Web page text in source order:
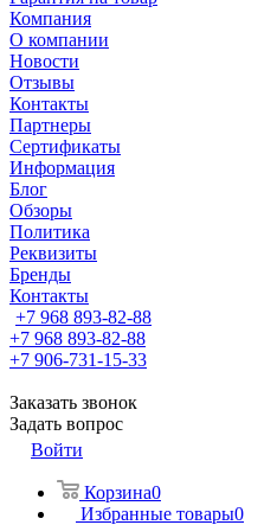
Компания
О компании
Новости
Отзывы
Контакты
Партнеры
Сертификаты
Информация
Блог
Обзоры
Политика
Реквизиты
Бренды
Контакты
+7 968 893-82-88
+7 968 893-82-88
+7 906-731-15-33
Заказать звонок
Задать вопрос
Войти
Корзина0
Избранные товары0